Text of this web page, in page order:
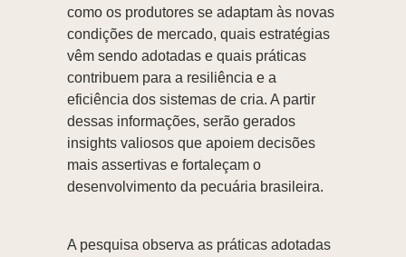
como os produtores se adaptam às novas
condições de mercado, quais estratégias
vêm sendo adotadas e quais práticas
contribuem para a resiliência e a
eficiência dos sistemas de cria. A partir
dessas informações, serão gerados
insights valiosos que apoiem decisões
mais assertivas e fortaleçam o
desenvolvimento da pecuária brasileira.
A pesquisa observa as práticas adotadas